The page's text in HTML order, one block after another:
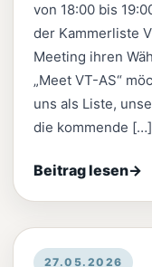
von 18:00 bis
der Kammerliste
Meeting ihren
„Meet VT-AS“
uns als Liste,
die kommende […]
Beitrag lesen→
27.05.2026